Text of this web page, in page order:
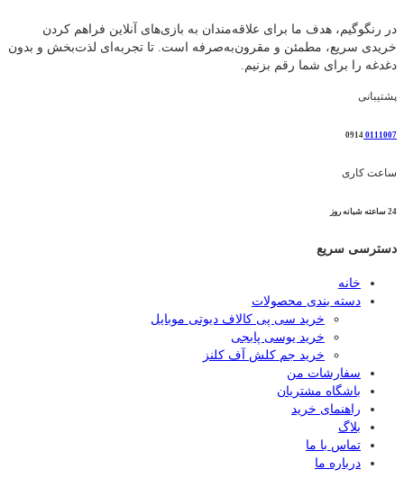
در رنگوگیم، هدف ما برای علاقه‌مندان به بازی‌های آنلاین فراهم کردن
خریدی سریع، مطمئن و مقرون‌به‌صرفه است. تا تجربه‌ای لذت‌بخش و بدون
دغدغه را برای شما رقم بزنیم.
پشتیبانی
0111007
0914
ساعت کاری
24 ساعته شبانه روز
دسترسی سریع
خانه
دسته بندی محصولات
خرید سی پی کالاف دیوتی موبایل
خرید یوسی پابجی
خرید جم کلش آف کلنز
سفارشات من
باشگاه مشتریان
راهنمای خرید
بلاگ
تماس با ما
درباره ما